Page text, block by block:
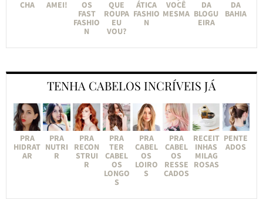
CHA
AMEI!
OS
FAST
FASHIO
N
QUE
ROUPA
EU
VOU?
ÁTICA
FASHIO
N
VOCÊ
MESMA
DA
BLOGU
EIRA
DA
BAHIA
TENHA CABELOS INCRÍVEIS JÁ
PRA
HIDRAT
AR
PRA
NUTRI
R
PRA
RECON
STRUI
R
PRA
TER
CABEL
OS
LONGO
S
PRA
CABEL
OS
LOIRO
S
PRA
CABEL
OS
RESSE
CADOS
RECEIT
INHAS
MILAG
ROSAS
PENTE
ADOS